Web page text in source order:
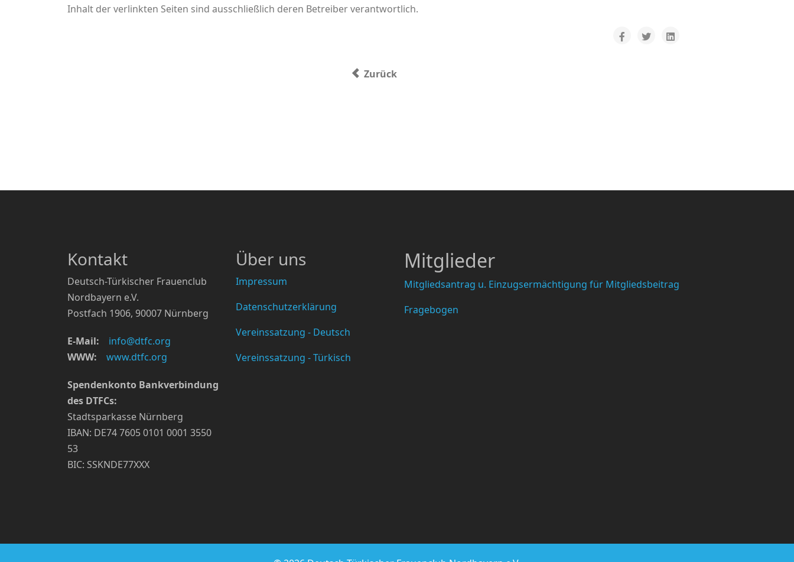
Inhalt der verlinkten Seiten sind ausschließlich deren Betreiber verantwortlich.
Vorheriger Beitrag: Datenschutzerklärung
Zurück
Kontakt
Deutsch-Türkischer Frauenclub
Nordbayern e.V.
Postfach 1906, 90007 Nürnberg
E-Mail:
info@dtfc.org
WWW:
www.dtfc.org
Spendenkonto Bankverbindung
des DTFCs:
Stadtsparkasse Nürnberg
IBAN: DE74 7605 0101 0001 3550
53
BIC: SSKNDE77XXX
Über uns
Impressum
Datenschutzerklärung
Vereinssatzung - Deutsch
Vereinssatzung - Türkisch
Mitglieder
Mitgliedsantrag u. Einzugsermächtigung für Mitgliedsbeitrag
Fragebogen